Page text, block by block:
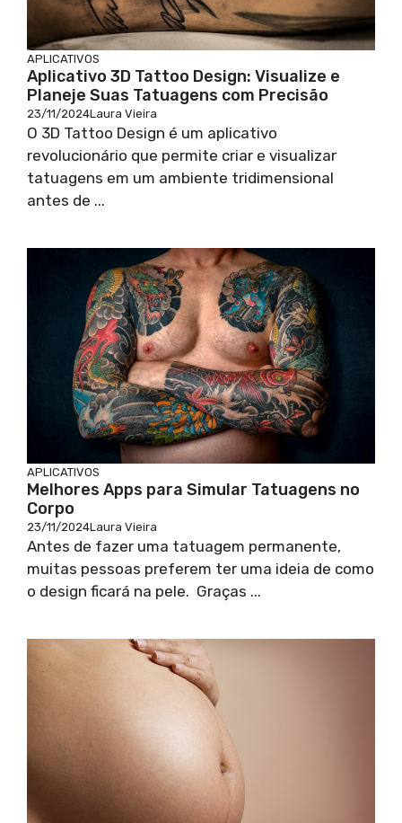
APLICATIVOS
Aplicativo 3D Tattoo Design: Visualize e
Planeje Suas Tatuagens com Precisão
23/11/2024Laura Vieira
O 3D Tattoo Design é um aplicativo
revolucionário que permite criar e visualizar
tatuagens em um ambiente tridimensional
antes de ...
APLICATIVOS
Melhores Apps para Simular Tatuagens no
Corpo
23/11/2024Laura Vieira
Antes de fazer uma tatuagem permanente,
muitas pessoas preferem ter uma ideia de como
o design ficará na pele. Graças ...